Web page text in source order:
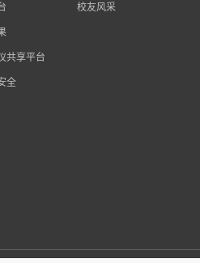
共享平台
全
校友风采